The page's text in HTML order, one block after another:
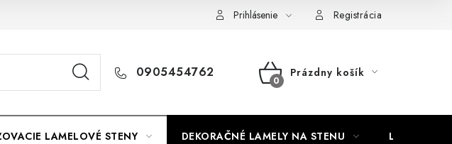
Nábytok na mieru Najpredávanejšie produkty
Prihlásenie Registrácia
0905454762
NÁKUPNÝ
Prázdny košík
LAMELOVÉ STENY DEKORAČNÉ LAMELY NA STENU LAMELOVÉ